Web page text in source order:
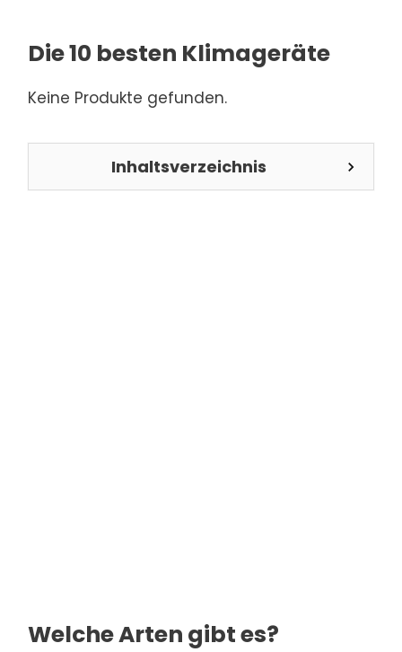
Die 10 besten Klimageräte
Keine Produkte gefunden.
Inhaltsverzeichnis
Welche Arten gibt es?